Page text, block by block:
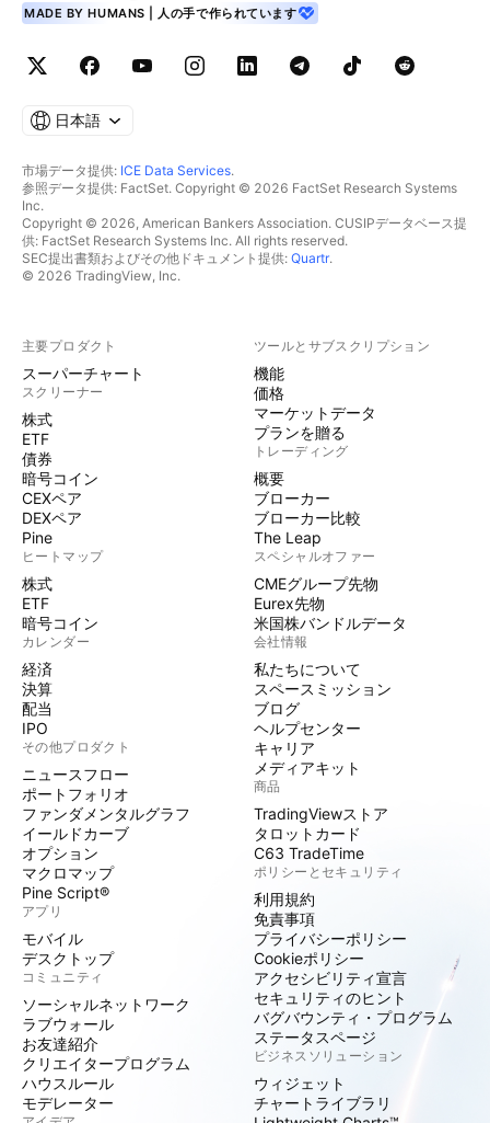
MADE BY HUMANS | 人の手で作られています
日本語
市場データ提供: ICE Data Services.
参照データ提供: FactSet. Copyright © 2026 FactSet Research Systems
Inc.
Copyright © 2026, American Bankers Association. CUSIPデータベース提
供: FactSet Research Systems Inc. All rights reserved.
SEC提出書類およびその他ドキュメント提供: Quartr.
© 2026 TradingView, Inc.
主要プロダクト
スーパーチャート
スクリーナー
株式
ETF
債券
暗号コイン
CEXペア
DEXペア
Pine
ヒートマップ
株式
ETF
暗号コイン
カレンダー
経済
決算
配当
IPO
その他プロダクト
ニュースフロー
ポートフォリオ
ファンダメンタルグラフ
イールドカーブ
オプション
マクロマップ
Pine Script®
アプリ
モバイル
デスクトップ
コミュニティ
ソーシャルネットワーク
ラブウォール
お友達紹介
クリエイタープログラム
ハウスルール
モデレーター
ツールとサブスクリプション
機能
価格
マーケットデータ
プランを贈る
トレーディング
概要
ブローカー
ブローカー比較
The Leap
スペシャルオファー
CMEグループ先物
Eurex先物
米国株バンドルデータ
会社情報
私たちについて
スペースミッション
ブログ
ヘルプセンター
キャリア
メディアキット
商品
TradingViewストア
タロットカード
C63 TradeTime
ポリシーとセキュリティ
利用規約
免責事項
プライバシーポリシー
Cookieポリシー
アクセシビリティ宣言
セキュリティのヒント
バグバウンティ・プログラム
ステータスページ
ビジネスソリューション
ウィジェット
チャートライブラリ